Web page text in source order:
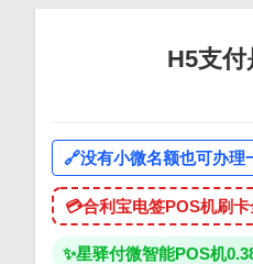
H5支
🔗没有小微名额也可办理
💳合利宝电签POS机刷
✨星驿付微智能POS机